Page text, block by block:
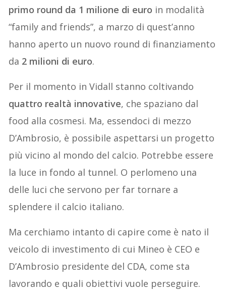
primo round da 1 milione di euro in modalità
“family and friends”, a marzo di quest’anno
hanno aperto un nuovo round di finanziamento
da 2 milioni di euro.
Per il momento in Vidall stanno coltivando
quattro realtà innovative, che spaziano dal
food alla cosmesi. Ma, essendoci di mezzo
D’Ambrosio, è possibile aspettarsi un progetto
più vicino al mondo del calcio. Potrebbe essere
la luce in fondo al tunnel. O perlomeno una
delle luci che servono per far tornare a
splendere il calcio italiano.
Ma cerchiamo intanto di capire come è nato il
veicolo di investimento di cui Mineo è CEO e
D’Ambrosio presidente del CDA, come sta
lavorando e quali obiettivi vuole perseguire.